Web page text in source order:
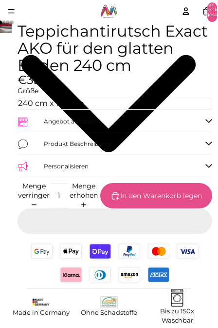
Artikel
Teppichantirutsch Exact
AKO für den glatten
Boden 240 cm
€35,52
Größe
Angebot anfordern
Produkt Beschreibung
Personalisieren
Menge
verringern
Menge
erhöhen
In den Warenkorb legen
Made in Germany Ohne Schadstoffe
Bis zu 150x
Waschbar